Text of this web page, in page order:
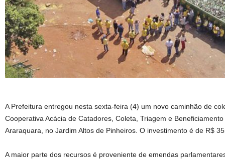
A Prefeitura entregou nesta sexta-feira (4) um novo caminhão de
Cooperativa Acácia de Catadores, Coleta, Triagem e
Araraquara, no Jardim Altos de Pinheiros. O investimento é de R$
A maior parte dos recursos é proveniente de emendas